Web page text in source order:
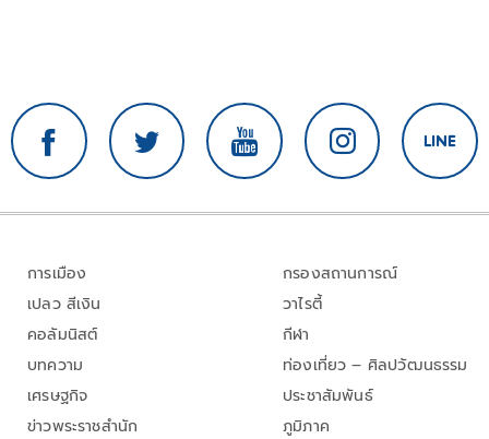
การเมือง
เปลว สีเงิน
คอลัมนิสต์
บทความ
เศรษฐกิจ
ข่าวพระราชสำนัก
กรองสถานการณ์
วาไรตี้
กีฬา
ท่องเที่ยว – ศิลปวัฒนธรรม
ประชาสัมพันธ์
ภูมิภาค